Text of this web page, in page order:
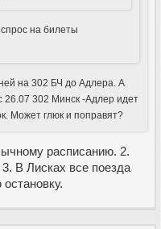
на билеты
на 302 БЧ до Адлера. А
26.07 302 Минск -Адлер идет
Может глюк и поправят?
расписанию. 2.
В Лисках все поезда